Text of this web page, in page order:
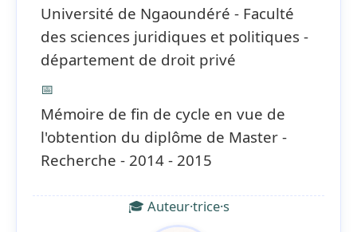
Université de Ngaoundéré - Faculté
des sciences juridiques et politiques -
département de droit privé
📅
Mémoire de fin de cycle en vue de
l'obtention du diplôme de Master -
Recherche - 2014 - 2015
🎓 Auteur·trice·s